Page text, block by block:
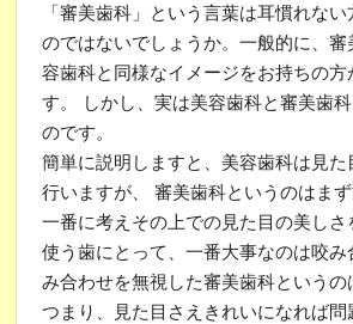
「審美歯科」という言葉は耳慣れな
のではないでしょうか。一般的に、審
容歯科と同様なイメージをお持ちの方
す。 しかし、実は美容歯科と審美歯
のです。
簡単に説明しますと、美容歯科は見た
行いますが、 審美歯科というのはま
一番に考えその上での見た目の美しさ
使う歯にとって、一番大事なのは咬み
み合わせを無視した審美歯科というの
つまり、見た目さえきれいになれば問